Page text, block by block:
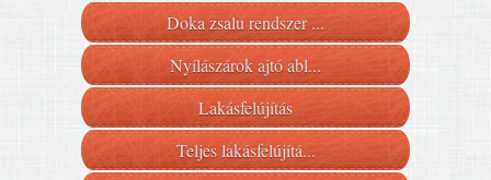
Doka zsalu rendszer ...
Nyílászárok ajtó abl...
Lakásfelújítás
Teljes lakásfelújítá...